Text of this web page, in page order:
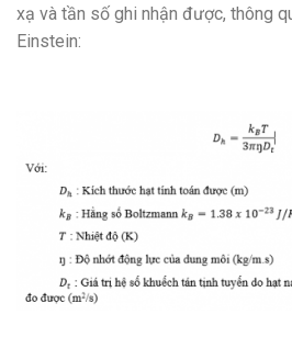
xạ và tần số ghi nhận được, thông
Einstein: